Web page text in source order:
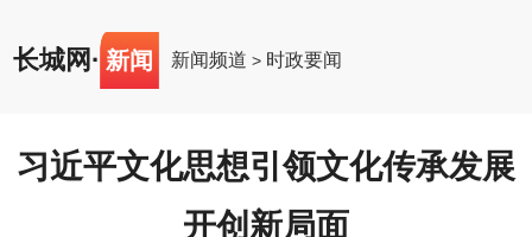
长城网 · 新闻 新闻频道 > 时政要闻
习近平文化思想引领文化传承发展
开创新局面